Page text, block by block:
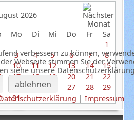
2026
Mo Di Mi Do Fr
Sa
1
3 4 5 6 7
8
10 11 12 13 14
15
17 18 19 20 21
22
24 25 26 27 28
29
31
verbessern zu können,
Webseite stimmen Sie der
siehe unsere
ablehnen
| Impressum